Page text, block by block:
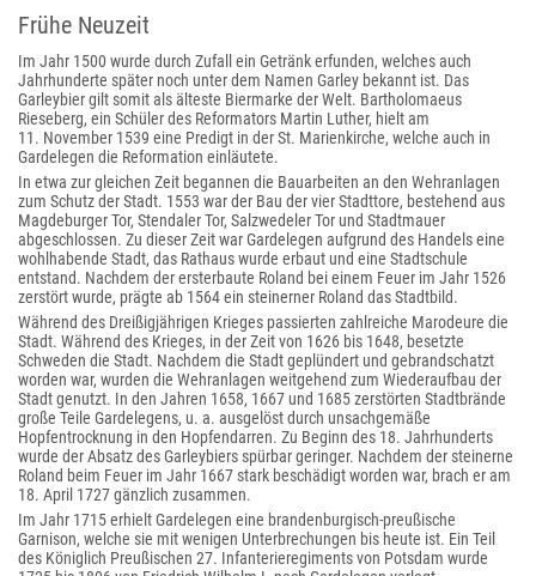
Frühe Neuzeit
Im Jahr 1500 wurde durch Zufall ein Getränk erfunden, welches auch
Jahrhunderte später noch unter dem Namen Garley bekannt ist. Das
Garleybier gilt somit als älteste Biermarke der Welt. Bartholomaeus
Rieseberg, ein Schüler des Reformators Martin Luther, hielt am
11. November 1539 eine Predigt in der St. Marienkirche, welche auch in
Gardelegen die Reformation einläutete.
In etwa zur gleichen Zeit begannen die Bauarbeiten an den Wehranlagen
zum Schutz der Stadt. 1553 war der Bau der vier Stadttore, bestehend aus
Magdeburger Tor, Stendaler Tor, Salzwedeler Tor und Stadtmauer
abgeschlossen. Zu dieser Zeit war Gardelegen aufgrund des Handels eine
wohlhabende Stadt, das Rathaus wurde erbaut und eine Stadtschule
entstand. Nachdem der ersterbaute Roland bei einem Feuer im Jahr 1526
zerstört wurde, prägte ab 1564 ein steinerner Roland das Stadtbild.
Während des Dreißigjährigen Krieges passierten zahlreiche Marodeure die
Stadt. Während des Krieges, in der Zeit von 1626 bis 1648, besetzte
Schweden die Stadt. Nachdem die Stadt geplündert und gebrandschatzt
worden war, wurden die Wehranlagen weitgehend zum Wiederaufbau der
Stadt genutzt. In den Jahren 1658, 1667 und 1685 zerstörten Stadtbrände
große Teile Gardelegens, u. a. ausgelöst durch unsachgemäße
Hopfentrocknung in den Hopfendarren. Zu Beginn des 18. Jahrhunderts
wurde der Absatz des Garleybiers spürbar geringer. Nachdem der steinerne
Roland beim Feuer im Jahr 1667 stark beschädigt worden war, brach er am
18. April 1727 gänzlich zusammen.
Im Jahr 1715 erhielt Gardelegen eine brandenburgisch-preußische
Garnison, welche sie mit wenigen Unterbrechungen bis heute ist. Ein Teil
des Königlich Preußischen 27. Infanterieregiments von Potsdam wurde